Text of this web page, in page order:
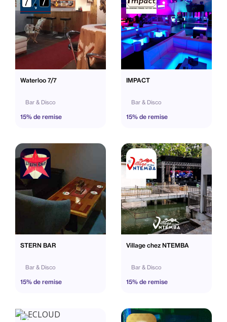
Waterloo 7/7
Bar & Disco
15% de remise
IMPACT
Bar & Disco
15% de remise
STERN BAR
Bar & Disco
15% de remise
Village chez NTEMBA
Bar & Disco
15% de remise